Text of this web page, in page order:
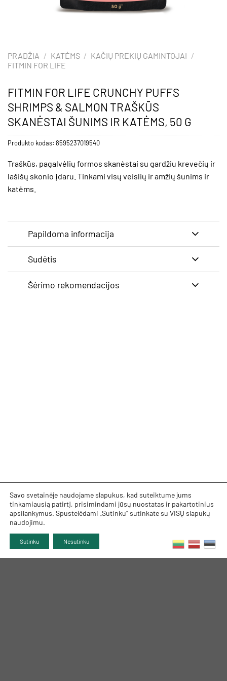
PRADŽIA / KATĖMS / KAČIŲ PREKIŲ GAMINTOJAI /
FITMIN FOR LIFE
FITMIN FOR LIFE CRUNCHY PUFFS
SHRIMPS & SALMON TRAŠKŪS
SKANĖSTAI ŠUNIMS IR KATĖMS, 50 G
Produkto kodas: 8595237019540
Traškūs, pagalvėlių formos skanėstai su gardžiu krevečių ir
lašišų skonio įdaru. Tinkami visų veislių ir amžių šunims ir
katėms.
Papildoma informacija
Sudėtis
Šėrimo rekomendacijos
Savo svetainėje naudojame slapukus, kad suteiktume jums
tinkamiausią patirtį, prisimindami jūsų nuostatas ir pakartotinius
apsilankymus. Spustelėdami „Sutinku“ sutinkate su VISŲ slapukų
naudojimu.
Sutinku Nesutinku